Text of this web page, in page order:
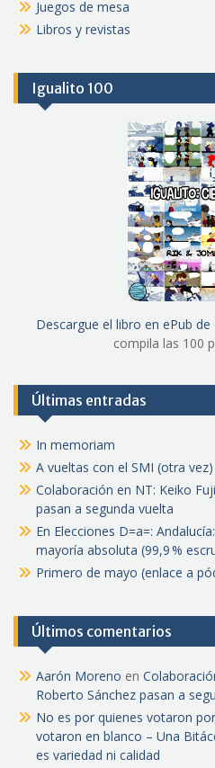
Juegos de mesa
Libros y revistas
Igualito 100
Descargue el libro en ePub de
compila las 100
Últimas entradas
In memoriam
A vueltas con el SMI (otra vez)
Colaboración en NT: Keiko
pasan a segunda vuelta
En Elecciones D=a=:
mayoría absoluta (99,9 %
Primero de mayo (enlace a
Últimos comentarios
Aarón Moreno en
Roberto Sánchez pasan a
No es por quienes votaron
votaron en blanco – Una
es variedad ni calidad